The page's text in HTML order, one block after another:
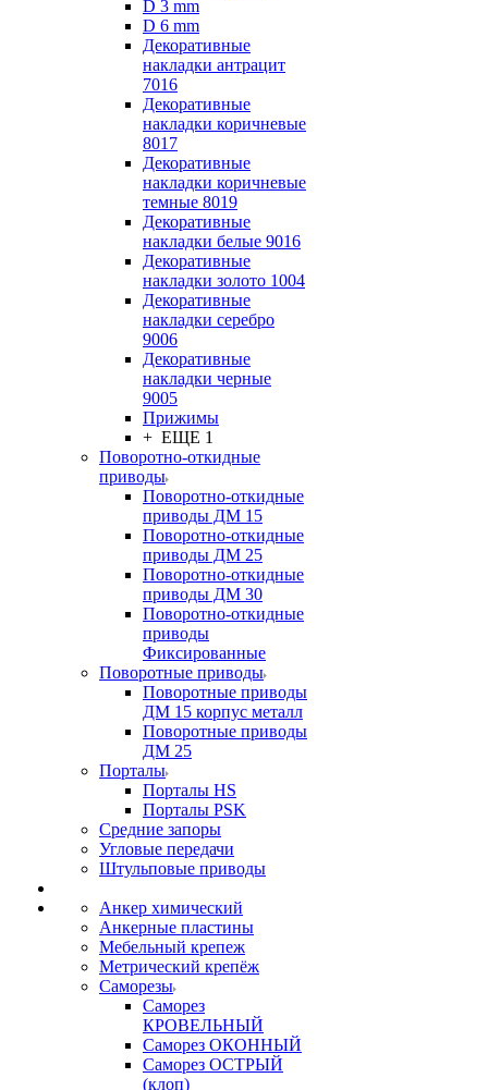
D 3 mm
D 6 mm
Декоративные
накладки антрацит
7016
Декоративные
накладки коричневые
8017
Декоративные
накладки коричневые
темные 8019
Декоративные
накладки белые 9016
Декоративные
накладки золото 1004
Декоративные
накладки серебро
9006
Декоративные
накладки черные
9005
Прижимы
+ ЕЩЕ 1
Поворотно-откидные
приводы
Поворотно-откидные
приводы ДМ 15
Поворотно-откидные
приводы ДМ 25
Поворотно-откидные
приводы ДМ 30
Поворотно-откидные
приводы
Фиксированные
Поворотные приводы
Поворотные приводы
ДМ 15 корпус металл
Поворотные приводы
ДМ 25
Порталы
Порталы HS
Порталы PSK
Средние запоры
Угловые передачи
Штульповые приводы
Анкер химический
Анкерные пластины
Мебельный крепеж
Метрический крепёж
Саморезы
Саморез
КРОВЕЛЬНЫЙ
Саморез ОКОННЫЙ
Саморез ОСТРЫЙ
(клоп)